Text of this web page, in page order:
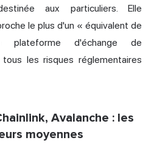
aux particuliers. Elle
le plus d'un « équivalent de
plateforme d'échange de
les risques réglementaires
Avalanche : les
moyennes